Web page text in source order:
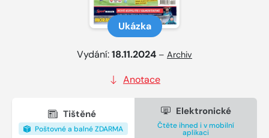
Ukázka
Vydání:18.11.2024 – Archiv
Anotace
Tištěné
Poštovné a balné ZDARMA
Elektronické
Čtěte ihned i v mobilní
aplikaci